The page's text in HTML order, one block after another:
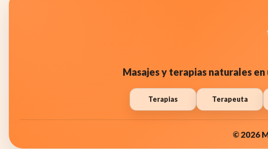
Masajes y terapias naturales
Terapias Terapeuta
© 2026